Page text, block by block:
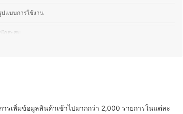
ปแบบการใช้งาน
กสะสม
ประสิทธิภาพ
รเพิ่มข้อมูลสินค้าเข้าไปมากกว่า 2,000 รายการในแต่ละ